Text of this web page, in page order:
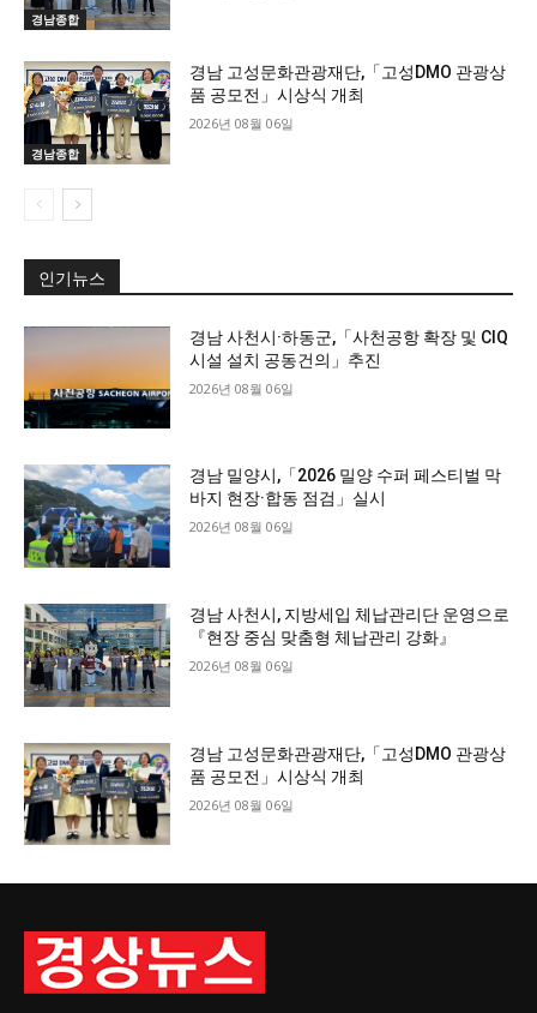
경남종합
경남종합
경남 고성문화관광재단,「고성DMO 관광상
품 공모전」시상식 개최
2026년 08월 06일
인기뉴스
경남 사천시·하동군,「사천공항 확장 및 CIQ
시설 설치 공동건의」추진
2026년 08월 06일
경남 밀양시,「2026 밀양 수퍼 페스티벌 막
바지 현장·합동 점검」실시
2026년 08월 06일
경남 사천시, 지방세입 체납관리단 운영으로
『현장 중심 맞춤형 체납관리 강화』
2026년 08월 06일
경남 고성문화관광재단,「고성DMO 관광상
품 공모전」시상식 개최
2026년 08월 06일